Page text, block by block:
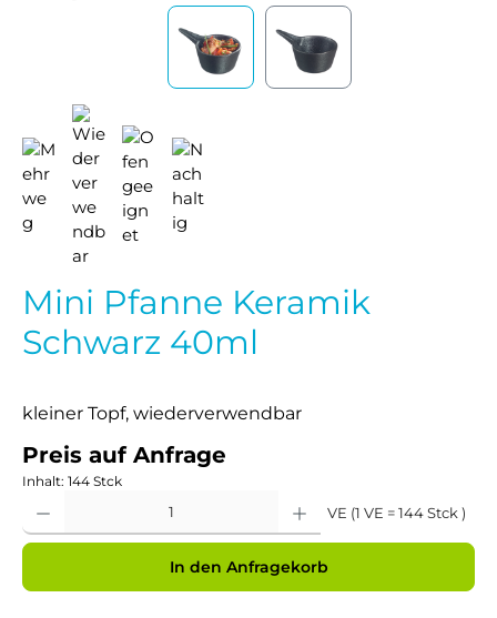
Mini Pfanne Keramik
Schwarz 40ml
kleiner Topf, wiederverwendbar
Preis auf Anfrage
Inhalt: 144 Stck
VE (1 VE = 144 Stck )
In den Anfragekorb